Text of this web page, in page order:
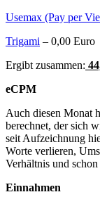
Usemax (Pay per
Trigami – 0,00 Euro
Ergibt zusammen:
eCPM
Auch diesen Monat
berechnet, der sich
seit Aufzeichnung
Worte verlieren,
Verhältnis und
Einnahmen